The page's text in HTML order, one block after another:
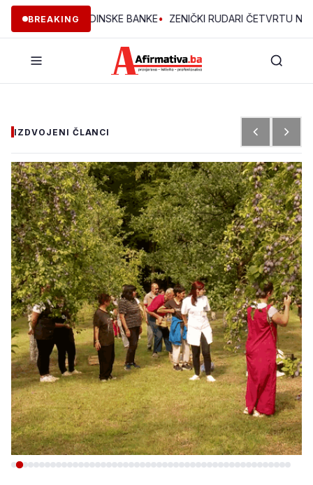
BREAKING
OMLADINSKE BANKE• ZENIČKI RUDARI ČETVRTU NOĆ U
IZDVOJENI ČLANCI